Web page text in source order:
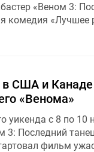
«Веном 3:
комедия «Лучшее
США и Канаде
«Венома»
уикенда с 8 по
3: Последний
фильм